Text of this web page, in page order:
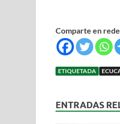
Comparte en
ETIQUETADA
ENTRADAS